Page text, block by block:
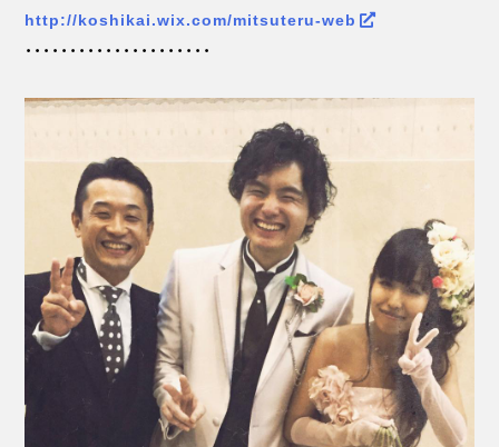
http://koshikai.wix.com/mitsuteru-web
・・・・・・・・・・・・・・・・・・・・・